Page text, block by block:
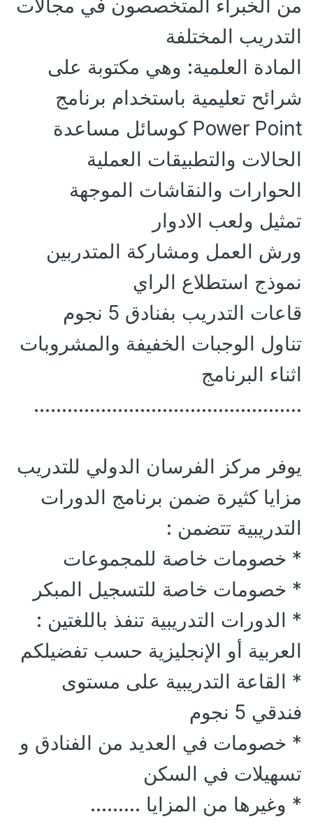
من الخبراء المتخصصون في مجالات
التدريب المختلفة
المادة العلمية: وهي مكتوبة على
شرائح تعليمية باستخدام برنامج
Power Point كوسائل مساعدة
الحالات والتطبيقات العملية
الحوارات والنقاشات الموجهة
تمثيل ولعب الادوار
ورش العمل ومشاركة المتدربين
نموذج استطلاع الراي
قاعات التدريب بفنادق 5 نجوم
تناول الوجبات الخفيفة والمشروبات
اثناء البرنامج
…………………………………………
يوفر مركز الفرسان الدولي للتدريب
مزايا كثيرة ضمن برنامج الدورات
التدريبية تتضمن :
* خصومات خاصة للمجموعات
* خصومات خاصة للتسجيل المبكر
* الدورات التدريبية تنفذ باللغتين :
العربية أو الإنجليزية حسب تفضيلكم
* القاعة التدريبية على مستوى
فندقي 5 نجوم
* خصومات في العديد من الفنادق و
تسهيلات في السكن
* وغيرها من المزايا .........